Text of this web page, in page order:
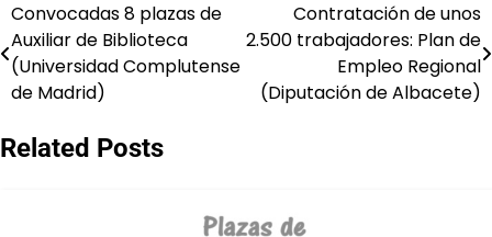
Navegación
de
entradas
Convocadas 8 plazas de
Auxiliar de Biblioteca
(Universidad Complutense
de Madrid)
Contratación de unos
2.500 trabajadores: Plan de
Empleo Regional
(Diputación de Albacete)
Related Posts